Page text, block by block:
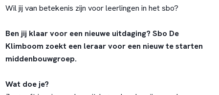
Wil jij van betekenis zijn voor leerlingen in het sbo?
Ben jij klaar voor een nieuwe uitdaging? Sbo De
Klimboom zoekt een leraar voor een nieuw te starten
middenbouwgroep.
Wat doe je?